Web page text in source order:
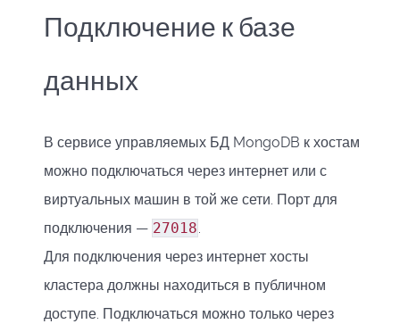
Подключение к базе
данных
В сервисе управляемых БД MongoDB к хостам
можно подключаться через интернет или с
виртуальных машин в той же сети. Порт для
подключения — 27018.
Для подключения через интернет хосты
кластера должны находиться в публичном
доступе. Подключаться можно только через